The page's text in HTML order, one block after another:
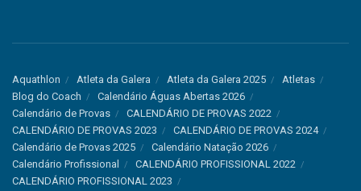
Aquathlon Atleta da Galera Atleta da Galera 2025
Atletas
Blog do Coach
Calendário Águas Abertas 2026
Calendário de Provas
CALENDÁRIO DE PROVAS 2022
CALENDÁRIO DE PROVAS 2023
CALENDÁRIO DE PROVAS 2024
Calendário de Provas 2025
Calendário Natação 2026
Calendário Profissional
CALENDÁRIO PROFISSIONAL 2022
CALENDÁRIO PROFISSIONAL 2023